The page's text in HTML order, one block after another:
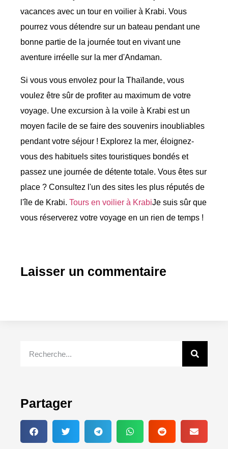
vacances avec un tour en voilier à Krabi. Vous
pourrez vous détendre sur un bateau pendant une
bonne partie de la journée tout en vivant une
aventure irréelle sur la mer d'Andaman.
Si vous vous envolez pour la Thaïlande, vous
voulez être sûr de profiter au maximum de votre
voyage. Une excursion à la voile à Krabi est un
moyen facile de se faire des souvenirs inoubliables
pendant votre séjour ! Explorez la mer, éloignez-
vous des habituels sites touristiques bondés et
passez une journée de détente totale. Vous êtes sur
place ? Consultez l'un des sites les plus réputés de
l'île de Krabi. Tours en voilier à KrabiJe suis sûr que
vous réserverez votre voyage en un rien de temps !
Laisser un commentaire
Partager